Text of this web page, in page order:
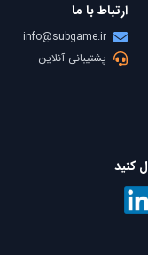
ارتباط با ما
info@subgame.ir
پشتیبانی آنلاین
کنید